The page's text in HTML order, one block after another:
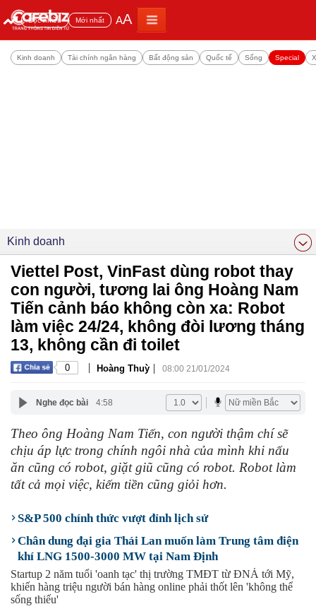
Đọc nhiều Mới nhất AA
Kinh doanh Tài chính ngân hàng Bất động sản Quốc tế Sống Special
Kinh doanh
Viettel Post, VinFast dùng robot thay
con người, tương lai ông Hoàng Nam
Tiến cảnh báo không còn xa: Robot
làm việc 24/24, không đòi lương tháng
13, không cần đi toilet
0 | Hoàng Thuỳ | 08:00 21/01/2024
Nghe đọc bài 4:58
Theo ông Hoàng Nam Tiến, con người thậm chí sẽ
chịu áp lực trong chính ngôi nhà của mình khi nấu
ăn cũng có robot, giặt giũ cũng có robot. Robot làm
tất cả mọi việc, kiếm tiền cũng giỏi hơn.
S&P 500 chính thức vượt đỉnh lịch sử
Chân dung đại gia Thái Lan muốn làm Trung tâm điện
khí LNG 1500-3000 MW tại Nam Định
Startup 2 năm tuổi 'oanh tạc' thị trường TMĐT từ ĐNÁ tới Mỹ,
khiến hàng triệu người bán hàng online phải thốt lên 'không thể
sống thiếu'